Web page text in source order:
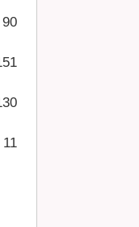
90
11